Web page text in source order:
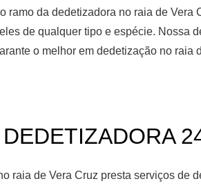
ramo da dedetizadora no raia de
de qualquer tipo e espécie. Nossa
o melhor em dedetização no raia
DEDETIZADORA
raia de Vera Cruz presta serviços de